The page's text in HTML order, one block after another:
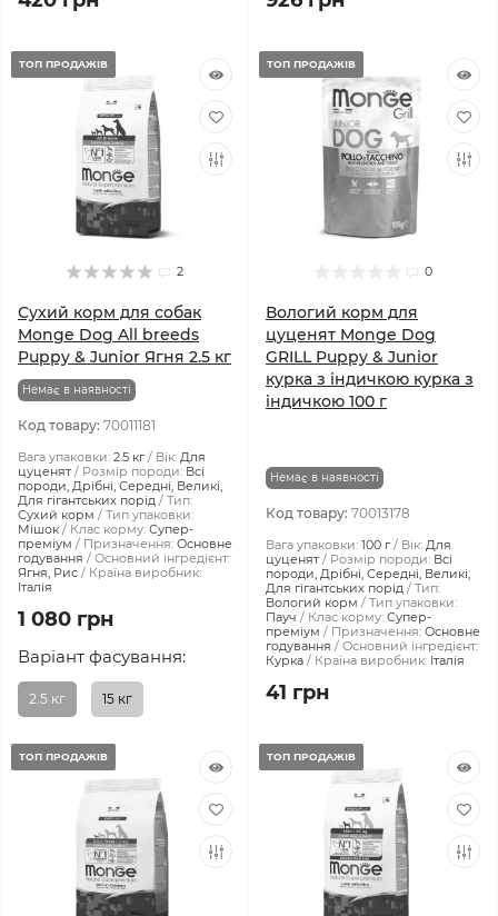
ТОП ПРОДАЖІВ
2
Сухий корм для собак
Monge Dog All breeds
Puppy & Junior Ягня 2.5 кг
Немає в наявності
Код товару: 70011181
Вага упаковки: 2.5 кг Вік: Для
цуценят
Розмір породи: Всі
породи, Дрібні, Середні, Великі,
Для гігантських порід
Тип:
Сухий корм
Тип упаковки:
Мішок
Клас корму: Супер-
преміум
Призначення: Основне
годування
Основний інгредієнт:
Ягня, Рис
Країна виробник:
Італія
1 080 грн
Варіант фасування:
2.5 кг 15 кг
ТОП ПРОДАЖІВ
0
Вологий корм для
цуценят Monge Dog
GRILL Puppy & Junior
курка з індичкою курка з
індичкою 100 г
Немає в наявності
Код товару: 70013178
Вага упаковки: 100 г Вік: Для
цуценят
Розмір породи: Всі
породи, Дрібні, Середні, Великі,
Для гігантських порід
Тип:
Вологий корм
Тип упаковки:
Пауч
Клас корму: Супер-
преміум
Призначення: Основне
годування
Основний інгредієнт:
Курка
Країна виробник: Італія
41 грн
ТОП ПРОДАЖІВ ТОП ПРОДАЖІВ